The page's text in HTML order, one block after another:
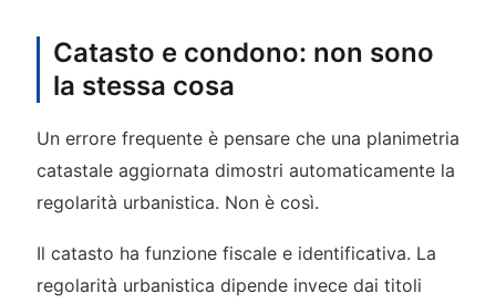
Catasto e condono: non sono
la stessa cosa
Un errore frequente è pensare che una planimetria
catastale aggiornata dimostri automaticamente la
regolarità urbanistica. Non è così.
Il catasto ha funzione fiscale e identificativa. La
regolarità urbanistica dipende invece dai titoli